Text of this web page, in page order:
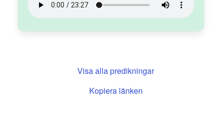
Visa alla predikningar
Kopiera länken